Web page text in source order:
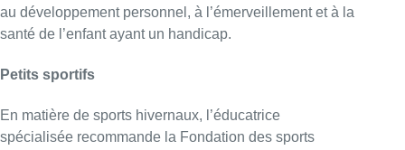
au développement personnel, à l’émerveillement et à la
santé de l’enfant ayant un handicap.
Petits sportifs
En matière de sports hivernaux, l’éducatrice
spécialisée recommande la Fondation des sports